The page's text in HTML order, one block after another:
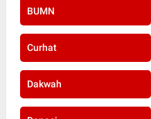
BUMN
Curhat
Dakwah